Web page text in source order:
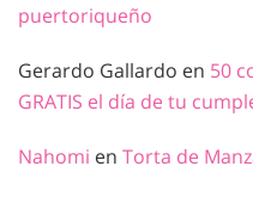
puertoriqueño
Gerardo Gallardo en 50
GRATIS el día de tu
Nahomi en Torta de